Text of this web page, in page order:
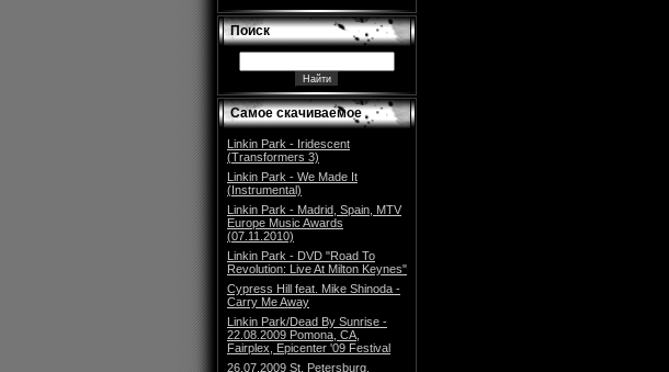
Поиск
Самое скачиваемое
Linkin Park - Iridescent
(Transformers 3)
Linkin Park - We Made It
(Instrumental)
Linkin Park - Madrid, Spain, MTV
Europe Music Awards
(07.11.2010)
Linkin Park - DVD "Road To
Revolution: Live At Milton Keynes"
Cypress Hill feat. Mike Shinoda -
Carry Me Away
Linkin Park/Dead By Sunrise -
22.08.2009 Pomona, CA,
Fairplex, Epicenter '09 Festival
26.07.2009 St. Petersburg,